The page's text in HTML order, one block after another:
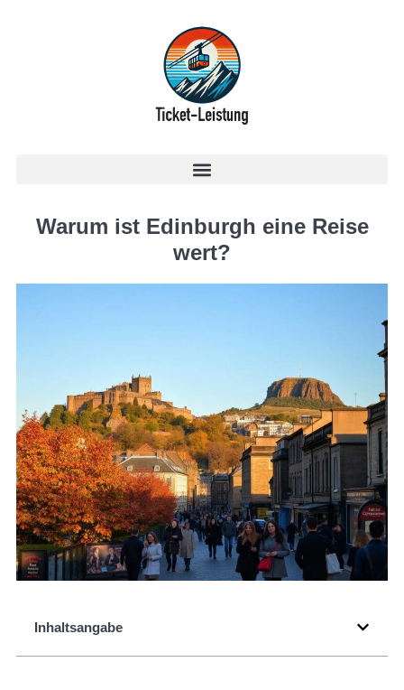
Warum ist Edinburgh eine Reise
wert?
Inhaltsangabe